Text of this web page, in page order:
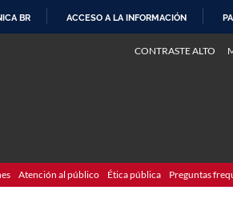
BR ACCESO A LA INFORMACIÓN
CONTRASTE ALTO
Atención al público Ética pública Preguntas